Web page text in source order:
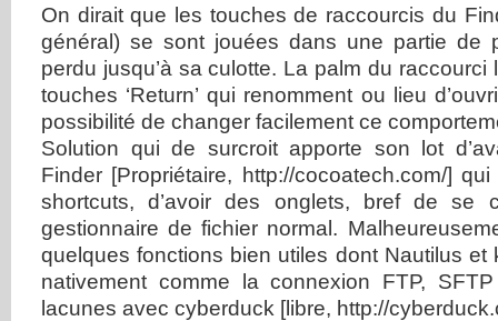
On dirait que les touches de raccourcis du
général) se sont jouées dans une partie de
perdu jusqu’à sa culotte. La palm du raccourci
touches ‘Return’ qui renomment ou lieu
possibilité de changer facilement ce
Solution qui de surcroit apporte son lot
Finder [Propriétaire, http://cocoatech.com/]
shortcuts, d’avoir des onglets, bref de se
gestionnaire de fichier normal.
quelques fonctions bien utiles dont Nautilus et
nativement comme la connexion FTP,
lacunes avec cyberduck [libre, http://